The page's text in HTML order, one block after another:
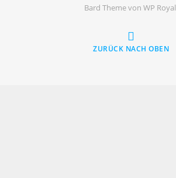
Bard Theme von WP Royal
ZURÜCK NACH OBEN